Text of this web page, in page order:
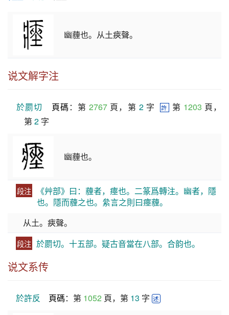
幽薶也。从土㾜聲。
说文解字注
於罽切 頁碼 ：第 2767 頁，第 2 字 許 第 1203 頁，
第 2 字
幽薶也。
段注
《艸部》曰：薶者，瘞也。二篆爲轉注。幽者，隱
也。隱而薶之也。絫言之則曰瘞薶。
从土。㾜聲。
段注 於罽切。十五部。疑古音當在八部。合韵也。
说文系传
於許反 頁碼：第 1052 頁，第 13 字 述